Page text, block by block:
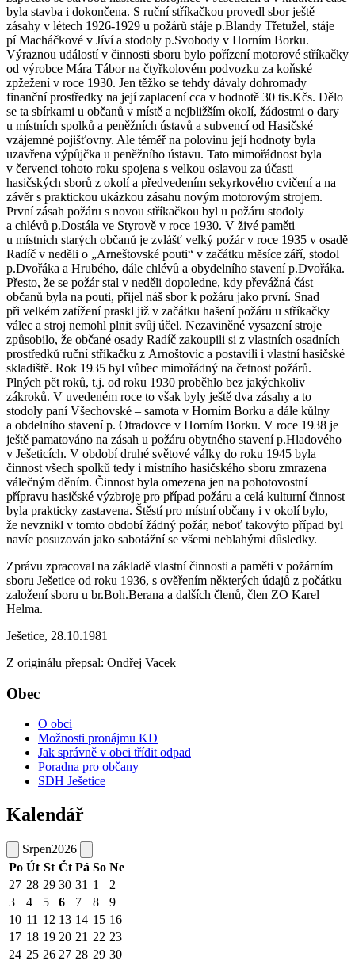
byla stavba i dokončena. S ruční stříkačkou provedl sbor ještě
zásahy v létech 1926-1929 u požárů stáje p.Blandy Třetužel, stáje
pí Macháčkové v Jíví a stodoly p.Svobody v Horním Borku.
Výraznou událostí v činnosti sboru bylo pořízení motorové stříkačky
od výrobce Mára Tábor na čtyřkolovém podvozku za koňské
zpžežení v roce 1930. Jen těžko se tehdy dávaly dohromady
finanční prostředky na její zaplacení cca v hodnotě 30 tis.Kčs. Dělo
se ta sbírkami u občanů v místě a nejbližším okolí, žádostmi o dary
u místních spolků a peněžních ústavů a subvencí od Hasičské
vzájemné pojišťovny. Ale téměř na polovinu její hodnoty byla
uzavřena výpůjčka u peněžního ústavu. Tato mimořádnost byla
v červenci tohoto roku spojena s velkou oslavou za účasti
hasičských sborů z okolí a předvedením sekyrkového cvičení a na
závěr s praktickou ukázkou zásahu novým motorovým strojem.
První zásah požáru s novou stříkačkou byl u požáru stodoly
a chlévů p.Dostála ve Styrově v roce 1930. V živé paměti
u místních starých občanů je zvlášť velký požár v roce 1935 v osadě
Radíč v neděli o „Arneštovské pouti“ v začátku měsíce září, stodol
p.Dvořáka a Hrubého, dále chlévů a obydelního stavení p.Dvořáka.
Přesto, že se požár stal v neděli dopoledne, kdy převážná část
občanů byla na pouti, přijel náš sbor k požáru jako první. Snad
při velkém zatížení praskl již v začátku hašení požáru u stříkačky
válec a stroj nemohl plnit svůj účel. Nezaviněné vysazení stroje
způsobilo, že občané osady Radíč zakoupili si z vlastních osadních
prostředků ruční stříkačku z Arnoštovic a postavili i vlastní hasičské
skladiště. Rok 1935 byl vůbec mimořádný na četnost požárů.
Plných pět roků, t.j. od roku 1930 proběhlo bez jakýchkoliv
zákroků. V uvedeném roce to však byly ještě dva zásahy a to
stodoly paní Všechovské – samota v Horním Borku a dále kůlny
a obdelního stavení p. Otradovce v Horním Borku. V roce 1938 je
ještě pamatováno na zásah u požáru obytného stavení p.Hladového
v Ješeticích. V období druhé světové války do roku 1945 byla
činnost všech spolků tedy i místního hasičského sboru zmrazena
válečným děním. Činnost byla omezena jen na pohotovostní
přípravu hasičské výzbroje pro případ požáru a celá kulturní činnost
byla prakticky zastavena. Štěstí pro místní občany i v okolí bylo,
že nevznikl v tomto období žádný požár, neboť takovýto případ byl
navíc posuzován jako sabotážní se všemi neblahými důsledky.
Zprávu zpracoval na základě vlastní činnosti a paměti v požárním
sboru Ješetice od roku 1936, s ověřením některých údajů z počátku
založení sboru u br.Boh.Berana a dalších členů, člen ZO Karel
Helma.
Ješetice, 28.10.1981
Z originálu přepsal: Ondřej Vacek
Obec
O obci
Možnosti pronájmu KD
Jak správně v obci třídit odpad
Poradna pro občany
SDH Ješetice
Kalendář
Srpen2026
Po Út St Čt Pá So Ne
27 28 29 30 31 1
2
3
4 5 6 7 8
9
10 11 12 13 14 15 16
17 18 19 20 21 22 23
24 25 26 27 28 29 30